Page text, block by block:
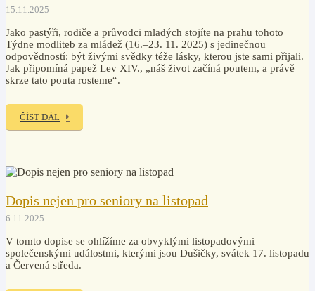
15.11.2025
Jako pastýři, rodiče a průvodci mladých stojíte na prahu tohoto
Týdne modliteb za mládež (16.–23. 11. 2025) s jedinečnou
odpovědností: být živými svědky téže lásky, kterou jste sami přijali.
Jak připomíná papež Lev XIV., „náš život začíná poutem, a právě
skrze tato pouta rosteme“.
ČÍST DÁL
Dopis nejen pro seniory na listopad
6.11.2025
V tomto dopise se ohlížíme za obvyklými listopadovými
společenskými událostmi, kterými jsou Dušičky, svátek 17. listopadu
a Červená středa.